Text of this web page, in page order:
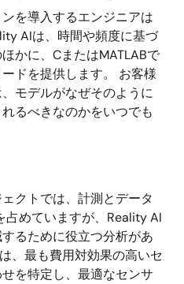
を導入するエンジニアは
AIは、時間や頻度に基づ
かに、CまたはMATLABで
ドを提供します。 お客様
モデルがなぜそのように
るべきなのかをいつでも
クトでは、計測とデータ
めていますが、Reality AI
るために役立つ分析があ
、最も費用対効果の高いセ
を特定し、最適なセンサ